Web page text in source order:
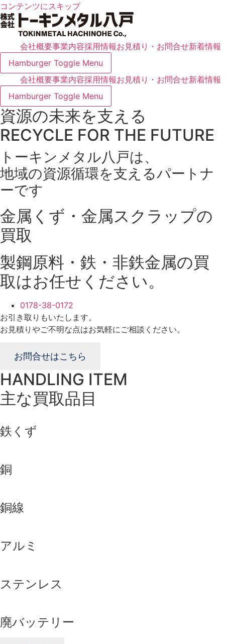
コンテンツにスキップ
会社概要事業内容採用情報お見積り・お問合せ新着情報
Hamburger Toggle Menu
会社概要事業内容採用情報お見積り・お問合せ新着情報
Hamburger Toggle Menu
資源の未来を支える
RECYCLE FOR THE FUTURE
トーキンメタル八戸は、
地域の資源循環を支えるパートナ
ーです
金属くず・金属スクラップの
買取
製鋼原料・鉄・非鉄金属の買
取はお任せください。
0178-38-0172
お引き取りもいたします。
お見積りやご不明な点はお気軽にご相談ください。
お問合せはこちら
HANDLING ITEM
主な買取品目
鉄くず
銅
銅線
アルミ
ステンレス
廃バッテリー